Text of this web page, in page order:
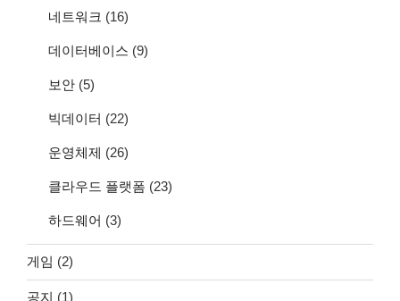
네트워크 (16)
데이터베이스 (9)
보안 (5)
빅데이터 (22)
운영체제 (26)
클라우드 플랫폼 (23)
하드웨어 (3)
게임 (2)
공지 (1)